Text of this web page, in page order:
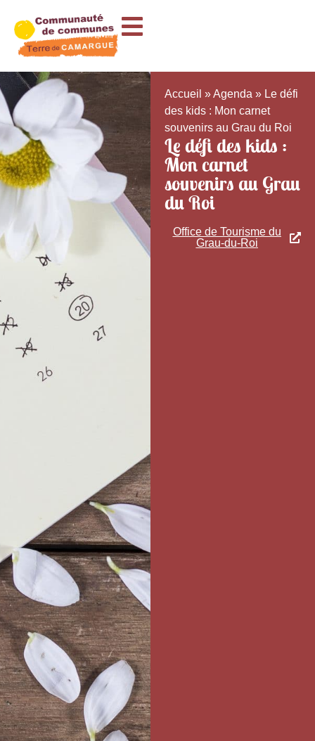
Accueil »Agenda » Le défi
des kids : Mon carnet
souvenirs au Grau du Roi
Le défi des kids :
Mon carnet
souvenirs au Grau
du Roi
Office de Tourisme du
Grau-du-Roi